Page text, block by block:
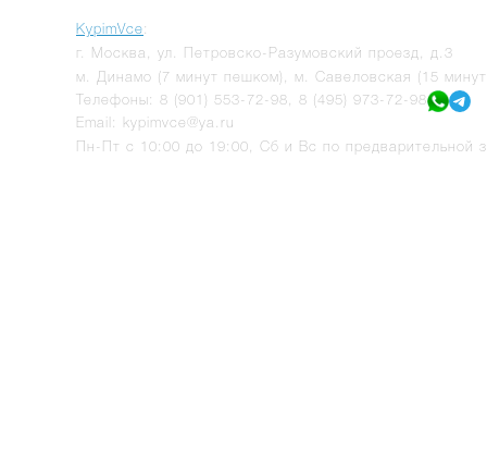
KypimVce:
г.
Москва
ул. Петровско-Разумовский проезд, д.3
м. Динамо (7 минут пешком), м. Савеловская (15
Телефоны: 8 (901) 553-72-98
8 (495) 973-72-98
Email: kypimvce@ya.ru
Пн-Пт с 10:00 до 19:00, Сб и Вс по предварительной